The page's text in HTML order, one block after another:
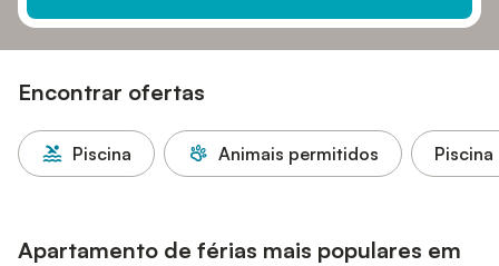
Encontrar ofertas
Piscina Animais permitidos
Apartamento de férias mais populares em